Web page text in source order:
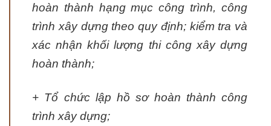
hoàn thành hạng mục công trình, công
trình xây dựng theo quy định; kiểm tra và
xác nhận khối lượng thi công xây dựng
hoàn thành;
+ Tổ chức lập hồ sơ hoàn thành công
trình xây dựng;